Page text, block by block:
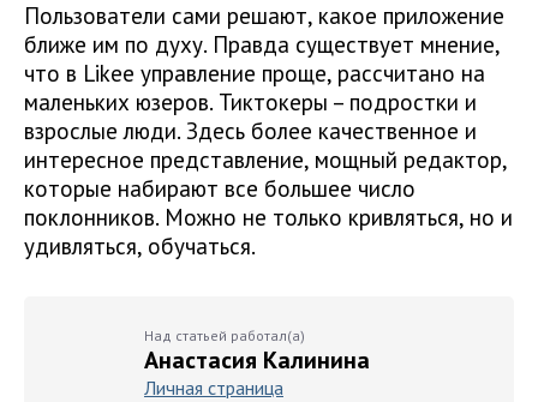
Пользователи сами решают, какое приложение
ближе им по духу. Правда существует мнение,
что в Likee управление проще, рассчитано на
маленьких юзеров. Тиктокеры – подростки и
взрослые люди. Здесь более качественное и
интересное представление, мощный редактор,
которые набирают все большее число
поклонников. Можно не только кривляться, но и
удивляться, обучаться.
Над статьей работал(а)
Анастасия Калинина
Личная страница